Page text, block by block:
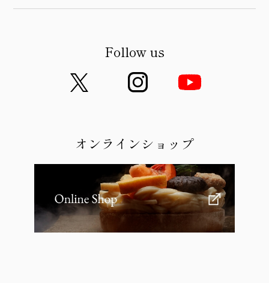
Follow us
オンラインショップ